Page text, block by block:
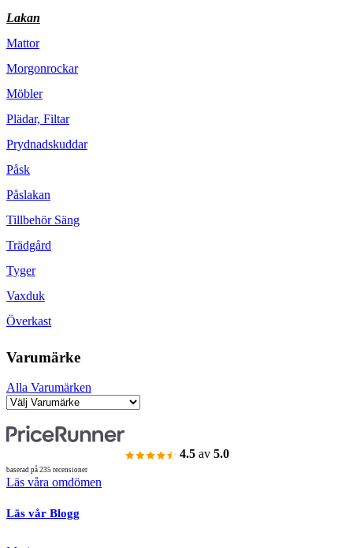
Lakan
Mattor
Morgonrockar
Möbler
Plädar, Filtar
Prydnadskuddar
Påsk
Påslakan
Tillbehör Säng
Trädgård
Tyger
Vaxduk
Överkast
Varumärke
Alla Varumärken
4.5 av 5.0
baserad på 235 recensioner
Läs våra omdömen
Läs vår Blogg